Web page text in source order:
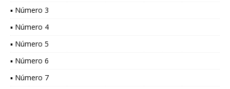
▪ Número 3
▪ Número 4
▪ Número 5
▪ Número 6
▪ Número 7